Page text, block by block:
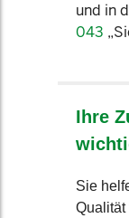
und in
043